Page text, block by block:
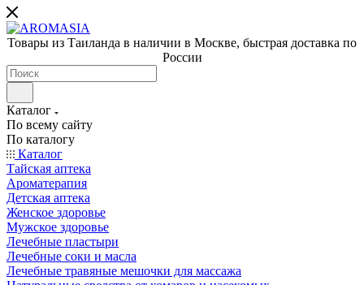
Товары из Таиланда в наличии в Москве, быстрая доставка по
России
Каталог
По всему сайту
По каталогу
Каталог
Тайская аптека
Ароматерапия
Детская аптека
Женское здоровье
Мужское здоровье
Лечебные пластыри
Лечебные соки и масла
Лечебные травяные мешочки для массажа